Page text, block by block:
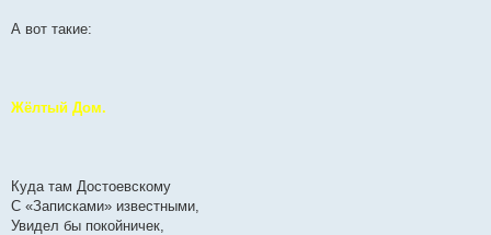
А вот такие:
Жёлтый Дом.
Куда там Достоевскому
С «Записками» известными,
Увидел бы покойничек,